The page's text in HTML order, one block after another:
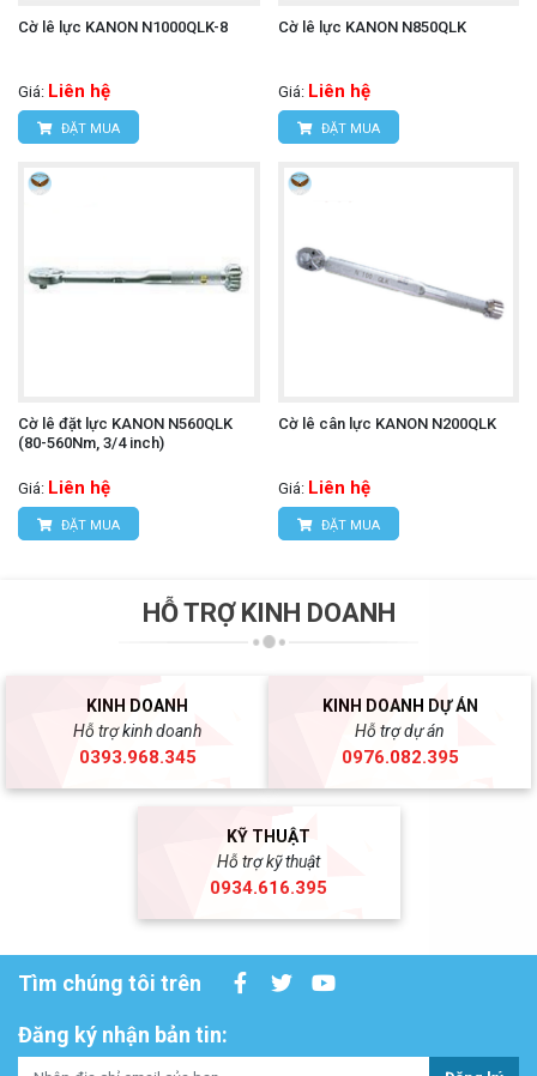
Cờ lê lực KANON N1000QLK-8
Giá: Liên hệ
ĐẶT MUA
Cờ lê lực KANON N850QLK
Giá: Liên hệ
ĐẶT MUA
Cờ lê đặt lực KANON N560QLK
(80-560Nm, 3/4 inch)
Giá: Liên hệ
ĐẶT MUA
Cờ lê cân lực KANON N200QLK
Giá: Liên hệ
ĐẶT MUA
HỖ TRỢ KINH DOANH
KINH DOANH
Hỗ trợ kinh doanh
0393.968.345
KINH DOANH DỰ ÁN
Hỗ trợ dự án
0976.082.395
KỸ THUẬT
Hỗ trợ kỹ thuật
0934.616.395
Tìm chúng tôi trên
Đăng ký nhận bản tin: